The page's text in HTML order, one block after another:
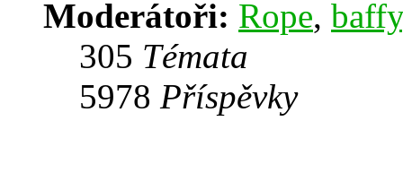
Moderátoři: Rope, baffy
305 Témata
5978 Příspěvky